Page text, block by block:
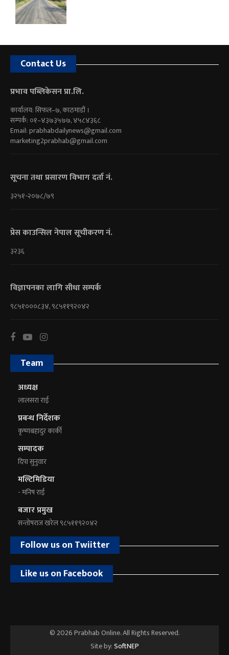
Contact Us
प्रभाव पब्लिकेसन प्रा.लि.
कार्यालय: सिफल–७, काठमाडौं ।
सम्पर्क: ०१–४३७३५७७, ४५८४३६८
Email:prabhabdailynews@gmail.com
marketing2prabhab@gmail.com
सूचना तथा प्रसारण विभाग दर्ता नं.
३२५१-२०७८/७९
प्रेस काउन्सिल नेपाल सूचीकरण नं.
३२३६
विज्ञापनका लागि सीधा सम्पर्क
९८५१०००८३४, ९८५११९२०४२
Team
अध्यक्ष
लालसरा राई
प्रबन्ध निर्देशक
कृष्णबहादुर कार्की
सम्पादक
दिपा सुनुवार
मल्टिमिडिया
- मनिष राई
बजार प्रमुख
सन्तोषराज खरेल ९८५११९२०४२
Follow us on Twiitter
Like us on Facebook
© 2026 Prabhab Online. All Rights Reserved.
Site by:SoftNEP